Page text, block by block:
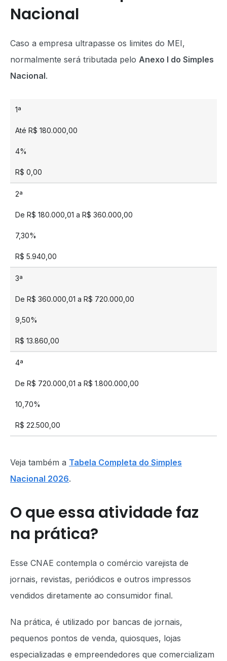
Nacional
Caso a empresa ultrapasse os limites do MEI,
normalmente será tributada pelo Anexo I do Simples
Nacional.
1ª
Até R$ 180.000,00
4%
R$ 0,00
2ª
De R$ 180.000,01 a R$ 360.000,00
7,30%
R$ 5.940,00
3ª
De R$ 360.000,01 a R$ 720.000,00
9,50%
R$ 13.860,00
4ª
De R$ 720.000,01 a R$ 1.800.000,00
10,70%
R$ 22.500,00
Veja também a Tabela Completa do Simples
Nacional 2026.
O que essa atividade faz
na prática?
Esse CNAE contempla o comércio varejista de
jornais, revistas, periódicos e outros impressos
vendidos diretamente ao consumidor final.
Na prática, é utilizado por bancas de jornais,
pequenos pontos de venda, quiosques, lojas
especializadas e empreendedores que comercializam